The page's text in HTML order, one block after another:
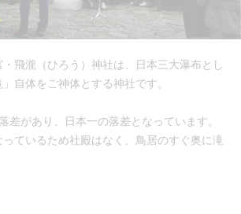
飛瀧（ひろう）神社は、日本三大瀑布とし
自体をご神体とする神社です。
差があり、日本一の落差となっています。
ているため社殿はなく、鳥居のすぐ奥に滝